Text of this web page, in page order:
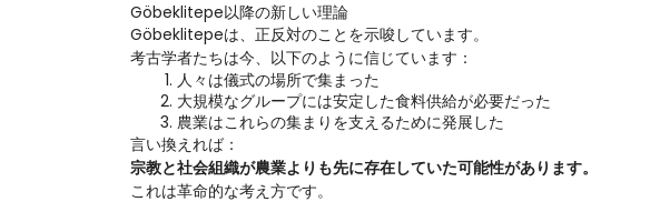
Göbeklitepe以降の新しい理論
Göbeklitepeは、正反対のことを示唆しています。
考古学者たちは今、以下のように信じています：
人々は儀式の場所で集まった
大規模なグループには安定した食料供給が必要だった
農業はこれらの集まりを支えるために発展した
言い換えれば：
宗教と社会組織が農業よりも先に存在していた可能性があります。
これは革命的な考え方です。